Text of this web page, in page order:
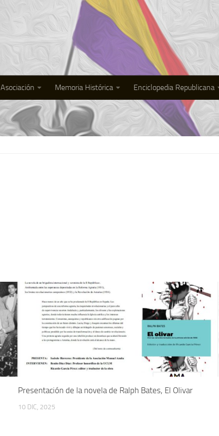
Asociación Memoria Histórica Enciclopedia Republicana
Presentación de la novela de Ralph Bates, El Olivar
10 DIC, 2025